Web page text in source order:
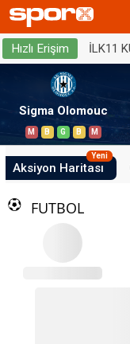
Hızlı Erişim İLK11
Sigma Olomouc
M B G B M
Aksiyon Haritası
Yeni
FUTBOL